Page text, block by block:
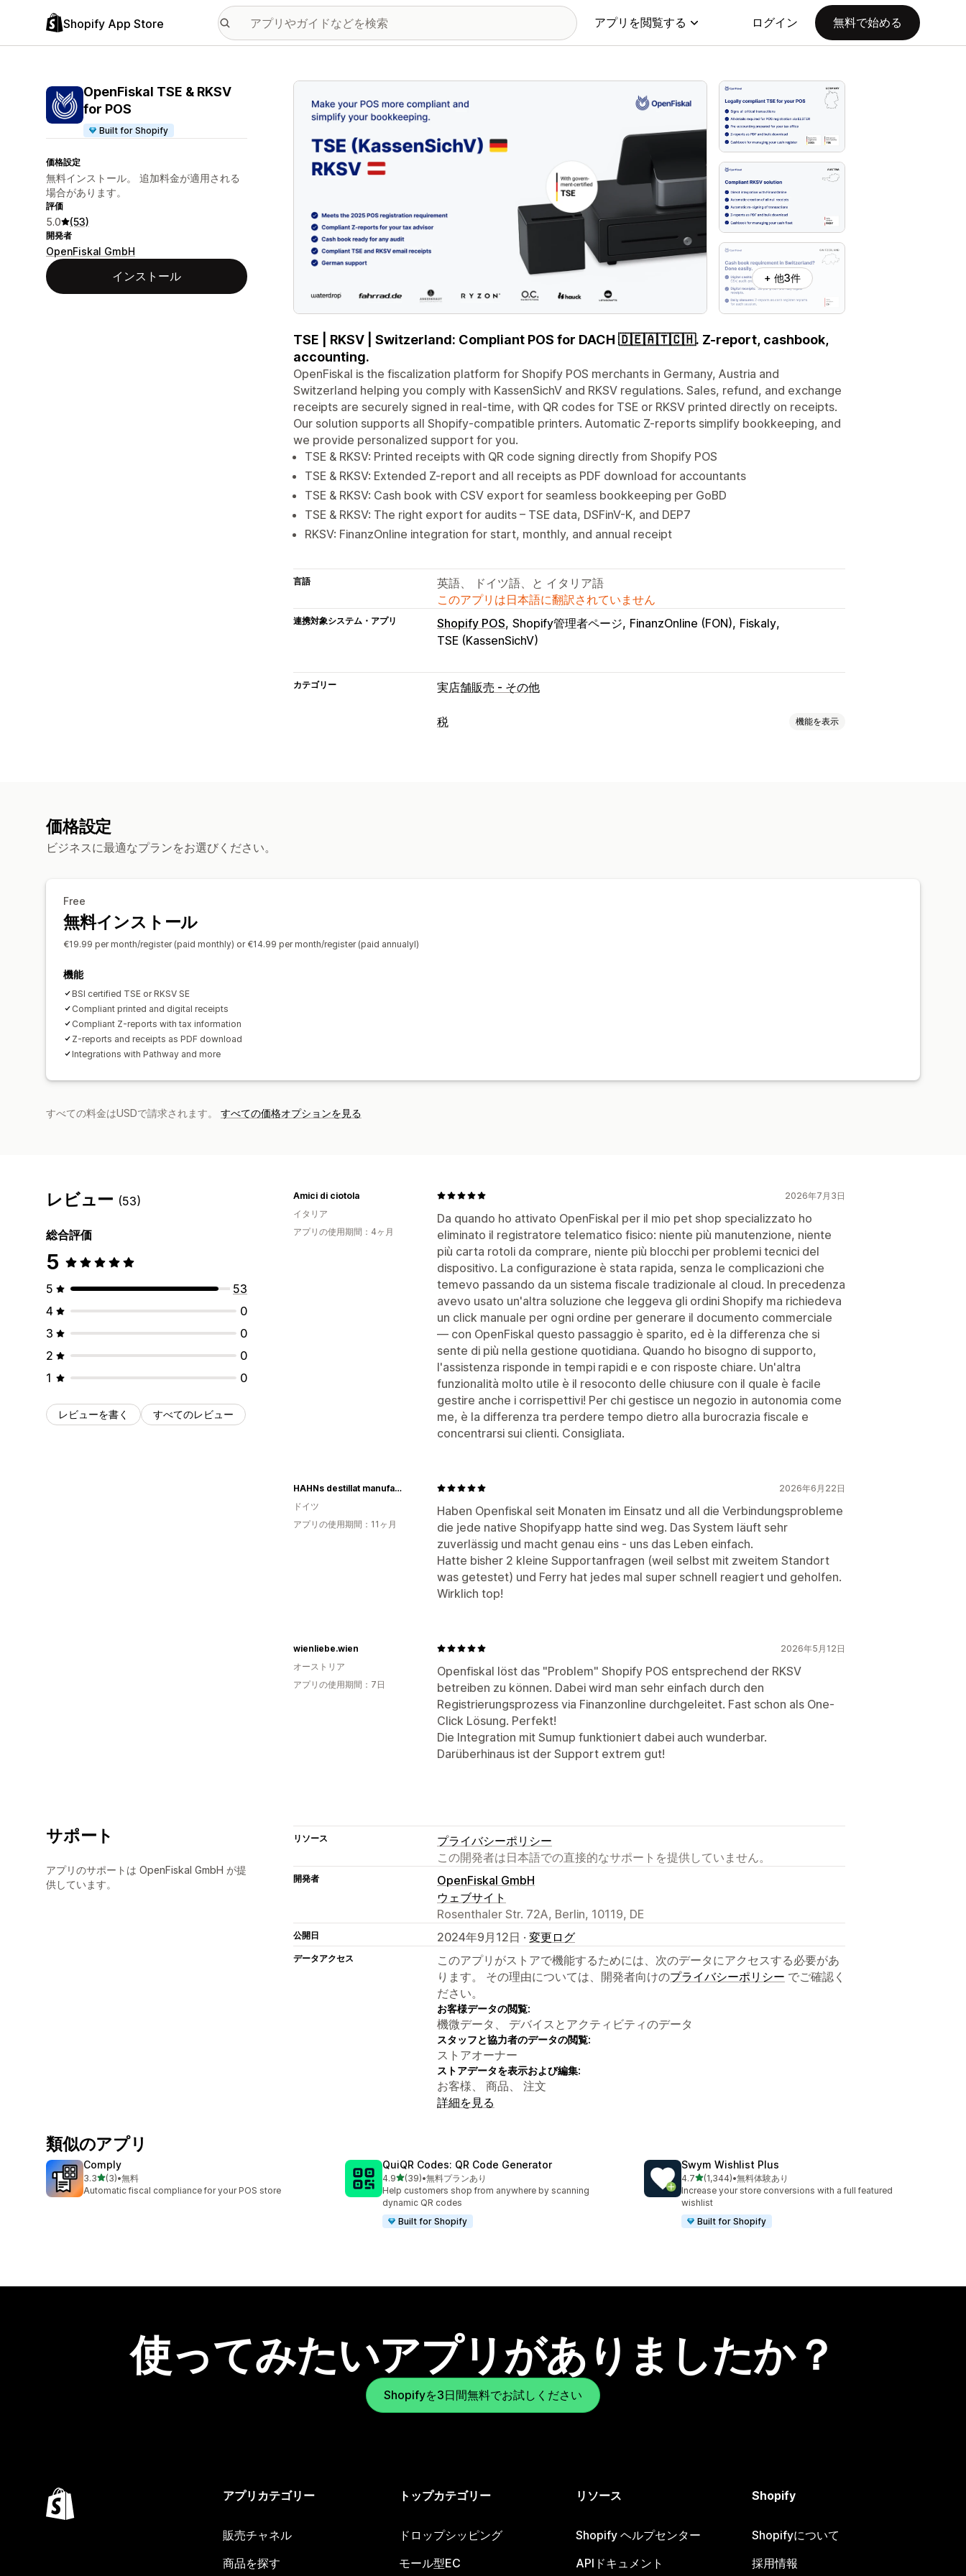
Shopify App Store アプリを閲覧する ログイン 無料で始める
OpenFiskal TSE & RKSV
for POS
Built for Shopify
価格設定
無料インストール。 追加料金が適用される
場合があります。
評価
5.0 (53)
開発者
OpenFiskal GmbH
インストール
特集の画像ギャラリー
+ 他3件
TSE | RKSV | Switzerland: Compliant POS for DACH 🇩🇪🇦🇹🇨🇭. Z-report, cashbook,
accounting.
OpenFiskal is the fiscalization platform for Shopify POS merchants in Germany, Austria and
Switzerland helping you comply with KassenSichV and RKSV regulations. Sales, refund, and exchange
receipts are securely signed in real-time, with QR codes for TSE or RKSV printed directly on receipts.
Our solution supports all Shopify-compatible printers. Automatic Z-reports simplify bookkeeping, and
we provide personalized support for you.
TSE & RKSV: Printed receipts with QR code signing directly from Shopify POS
TSE & RKSV: Extended Z-report and all receipts as PDF download for accountants
TSE & RKSV: Cash book with CSV export for seamless bookkeeping per GoBD
TSE & RKSV: The right export for audits – TSE data, DSFinV-K, and DEP7
RKSV: FinanzOnline integration for start, monthly, and annual receipt
言語
英語、 ドイツ語、と イタリア語
このアプリは日本語に翻訳されていません
連携対象システム・アプリ Shopify POS Shopify管理者ページ FinanzOnline (FON) Fiskaly
TSE (KassenSichV)
カテゴリー 実店舗販売 - その他
税 機能を表示
価格設定
ビジネスに最適なプランをお選びください。
Free
無料インストール
€19.99 per month/register (paid monthly) or €14.99 per month/register (paid annualyl)
機能
BSI certified TSE or RKSV SE
Compliant printed and digital receipts
Compliant Z-reports with tax information
Z-reports and receipts as PDF download
Integrations with Pathway and more
すべての料金はUSDで請求されます。 すべての価格オプションを見る
レビュー (53)
総合評価
5
5
53
4
0
3
0
2
0
1
0
レビューを書く すべてのレビュー
2026年7月3日
Da quando ho attivato OpenFiskal per il mio pet shop specializzato ho
eliminato il registratore telematico fisico: niente più manutenzione, niente
più carta rotoli da comprare, niente più blocchi per problemi tecnici del
dispositivo. La configurazione è stata rapida, senza le complicazioni che
temevo passando da un sistema fiscale tradizionale al cloud. In precedenza
avevo usato un'altra soluzione che leggeva gli ordini Shopify ma richiedeva
un click manuale per ogni ordine per generare il documento commerciale
— con OpenFiskal questo passaggio è sparito, ed è la differenza che si
sente di più nella gestione quotidiana. Quando ho bisogno di supporto,
l'assistenza risponde in tempi rapidi e e con risposte chiare. Un'altra
funzionalità molto utile è il resoconto delle chiusure con il quale è facile
gestire anche i corrispettivi! Per chi gestisce un negozio in autonomia come
me, è la differenza tra perdere tempo dietro alla burocrazia fiscale e
concentrarsi sui clienti. Consigliata.
Amici di ciotola
イタリア
アプリの使用期間：4ヶ月
2026年6月22日
Haben Openfiskal seit Monaten im Einsatz und all die Verbindungsprobleme
die jede native Shopifyapp hatte sind weg. Das System läuft sehr
zuverlässig und macht genau eins - uns das Leben einfach.
Hatte bisher 2 kleine Supportanfragen (weil selbst mit zweitem Standort
was getestet) und Ferry hat jedes mal super schnell reagiert und geholfen.
Wirklich top!
HAHNs destillat manufaktur
ドイツ
アプリの使用期間：11ヶ月
2026年5月12日
Openfiskal löst das "Problem" Shopify POS entsprechend der RKSV
betreiben zu können. Dabei wird man sehr einfach durch den
Registrierungsprozess via Finanzonline durchgeleitet. Fast schon als One-
Click Lösung. Perfekt!
Die Integration mit Sumup funktioniert dabei auch wunderbar.
Darüberhinaus ist der Support extrem gut!
wienliebe.wien
オーストリア
アプリの使用期間：7日
サポート
アプリのサポートは OpenFiskal GmbH が提
供しています。
リソース
プライバシーポリシー
この開発者は日本語での直接的なサポートを提供していません。
開発者
OpenFiskal GmbH
ウェブサイト
Rosenthaler Str. 72A, Berlin, 10119, DE
公開日 2024年9月12日 · 変更ログ
データアクセス
このアプリがストアで機能するためには、次のデータにアクセスする必要があ
ります。 その理由については、開発者向けのプライバシーポリシー でご確認く
ださい。
お客様データの閲覧:
機微データ、 デバイスとアクティビティのデータ
スタッフと協力者のデータの閲覧:
ストアオーナー
ストアデータを表示および編集:
お客様、 商品、 注文
詳細を見る
類似のアプリ
Comply
3.35つ星中
(3)
合計レビュー数：3件
•無料
Automatic fiscal compliance for your POS store
QuiQR Codes: QR Code Generator
4.95つ星中
(39)
合計レビュー数：39件
•無料プランあり
Help customers shop from anywhere by scanning
dynamic QR codes
Built for Shopify
Swym Wishlist Plus
4.75つ星中
(1,344)
合計レビュー数：1344件
•無料体験あり
Increase your store conversions with a full featured
wishlist
Built for Shopify
使ってみたいアプリがありましたか？
Shopifyを3日間無料でお試しください
アプリカテゴリー
販売チャネル
商品を探す
トップカテゴリー
ドロップシッピング
モール型EC
リソース
Shopify ヘルプセンター
APIドキュメント
Shopify
Shopifyについて
採用情報